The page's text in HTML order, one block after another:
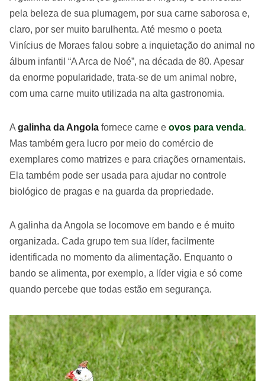
pela beleza de sua plumagem, por sua carne saborosa e,
claro, por ser muito barulhenta. Até mesmo o poeta
Vinícius de Moraes falou sobre a inquietação do animal no
álbum infantil “A Arca de Noé”, na década de 80. Apesar
da enorme popularidade, trata-se de um animal nobre,
com uma carne muito utilizada na alta gastronomia.
A galinha da Angola fornece carne e ovos para venda.
Mas também gera lucro por meio do comércio de
exemplares como matrizes e para criações ornamentais.
Ela também pode ser usada para ajudar no controle
biológico de pragas e na guarda da propriedade.
A galinha da Angola se locomove em bando e é muito
organizada. Cada grupo tem sua líder, facilmente
identificada no momento da alimentação. Enquanto o
bando se alimenta, por exemplo, a líder vigia e só come
quando percebe que todas estão em segurança.